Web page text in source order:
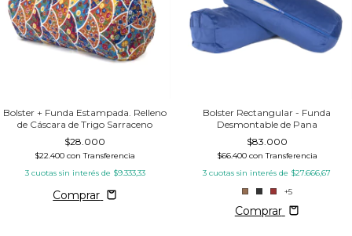
Bolster + Funda Estampada. Relleno
de Cáscara de Trigo Sarraceno
$28.000
$22.400con Transferencia
3 cuotas sin interés de $9.333,33
Comprar
Bolster Rectangular - Funda
Desmontable de Pana
$83.000
$66.400 con Transferencia
3 cuotas sin interés de $27.666,67
+5
Comprar